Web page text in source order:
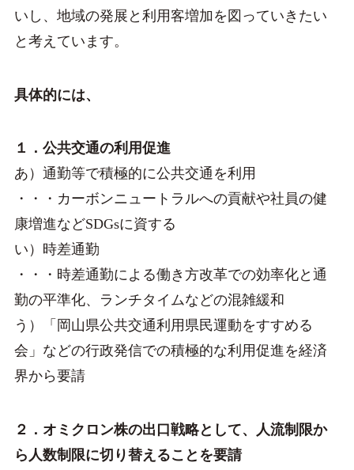
いし、地域の発展と利用客増加を図っていきたい
と考えています。
具体的には、
１．公共交通の利用促進
あ）通勤等で積極的に公共交通を利用
・・・カーボンニュートラルへの貢献や社員の健
康増進などSDGsに資する
い）時差通勤
・・・時差通勤による働き方改革での効率化と通
勤の平準化、ランチタイムなどの混雑緩和
う）「岡山県公共交通利用県民運動をすすめる
会」などの行政発信での積極的な利用促進を経済
界から要請
２．オミクロン株の出口戦略として、人流制限か
ら人数制限に切り替えることを要請